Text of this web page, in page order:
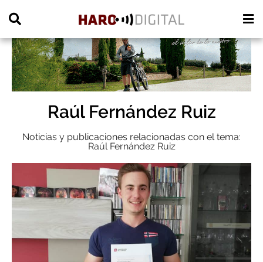
Raúl Fernández Ruiz
Noticias y publicaciones relacionadas con el tema:
Raúl Fernández Ruiz